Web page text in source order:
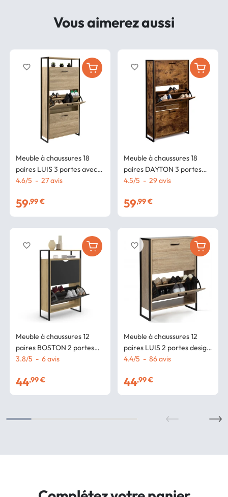
Vous aimerez aussi
Meuble à chaussures 18
paires LUIS 3 portes avec
étagère supérieure design
4.6/5 - 27avis
59,99 €
favorite_border
Meuble à chaussures 12
paires BOSTON 2 portes
noires avec étagère
3.8/5 - 6avis
44,99 €
favorite_border
Meuble à chaussures 18
paires DAYTON 3 portes
effet vieilli design industriel
4.5/5 - 29avis
59,99 €
favorite_border
Meuble à chaussures 12
paires LUIS 2 portes design
industriel
4.4/5 - 86avis
44,99 €
favorite_border